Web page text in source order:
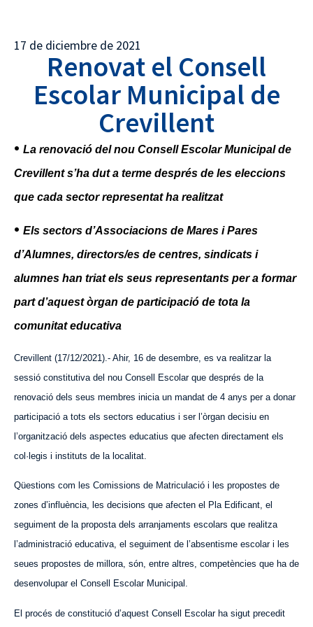
17 de diciembre de 2021
Renovat el Consell
Escolar Municipal de
Crevillent
• La renovació del nou Consell Escolar Municipal de
Crevillent s’ha dut a terme després de les eleccions
que cada sector representat ha realitzat
• Els sectors d’Associacions de Mares i Pares
d’Alumnes, directors/es de centres, sindicats i
alumnes han triat els seus representants per a formar
part d’aquest òrgan de participació de tota la
comunitat educativa
Crevillent (17/12/2021).- Ahir, 16 de desembre, es va realitzar la
sessió constitutiva del nou Consell Escolar que després de la
renovació dels seus membres inicia un mandat de 4 anys per a donar
participació a tots els sectors educatius i ser l’òrgan decisiu en
l’organització dels aspectes educatius que afecten directament els
col·legis i instituts de la localitat.
Qüestions com les Comissions de Matriculació i les propostes de
zones d’influència, les decisions que afecten el Pla Edificant, el
seguiment de la proposta dels arranjaments escolars que realitza
l’administració educativa, el seguiment de l’absentisme escolar i les
seues propostes de millora, són, entre altres, competències que ha de
desenvolupar el Consell Escolar Municipal.
El procés de constitució d’aquest Consell Escolar ha sigut precedit